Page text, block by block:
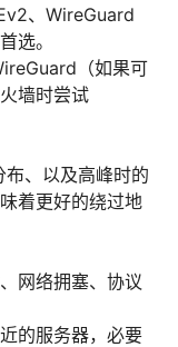
、WireGuard
选。
（如果可
墙时尝试
、以及高峰时的
着更好的绕过地
网络拥塞、协议
的服务器，必要